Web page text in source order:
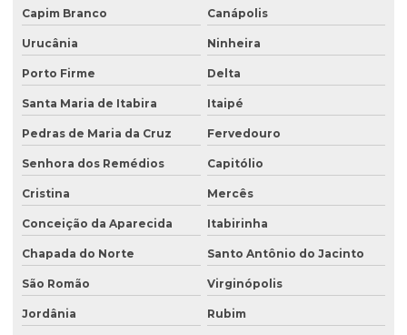
Capim Branco Canápolis
Urucânia Ninheira
Porto Firme Delta
Santa Maria de Itabira Itaipé
Pedras de Maria da Cruz Fervedouro
Senhora dos Remédios Capitólio
Cristina Mercês
Conceição da Aparecida Itabirinha
Chapada do Norte Santo Antônio do Jacinto
São Romão Virginópolis
Jordânia Rubim